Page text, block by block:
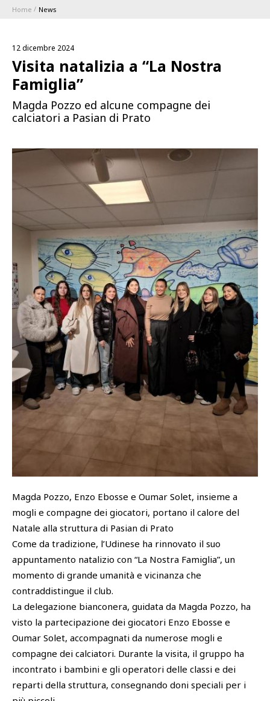
1896 MEMBERSHIP PROGRAM
Serie A
Calendari e Risultati
Classifiche
Academy
Cattedra Universidad Europea
Esports
BLUENERGY STADIUM
MEETING CENTER
SPONSOR
SQUADRE
SHOP
PHOTOGALLERY
Home News
12 dicembre 2024
Visita natalizia a “La Nostra
Famiglia”
Magda Pozzo ed alcune compagne dei
calciatori a Pasian di Prato
Magda Pozzo, Enzo Ebosse e Oumar Solet, insieme a
mogli e compagne dei giocatori, portano il calore del
Natale alla struttura di Pasian di Prato
Come da tradizione, l’Udinese ha rinnovato il suo
appuntamento natalizio con “La Nostra Famiglia”, un
momento di grande umanità e vicinanza che
contraddistingue il club.
La delegazione bianconera, guidata da Magda Pozzo, ha
visto la partecipazione dei giocatori Enzo Ebosse e
Oumar Solet, accompagnati da numerose mogli e
compagne dei calciatori. Durante la visita, il gruppo ha
incontrato i bambini e gli operatori delle classi e dei
reparti della struttura, consegnando doni speciali per i